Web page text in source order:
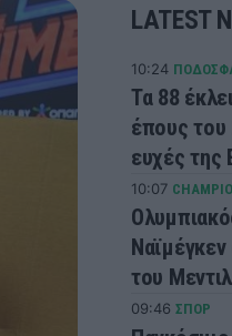
LATEST
10:24
Τα 88
έπους του
ευχές της
10:07
του
09:46 ΣΠΟΡ